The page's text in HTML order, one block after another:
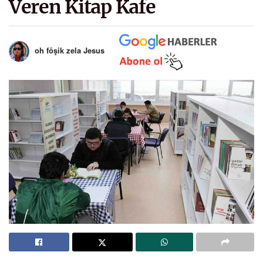
Veren Kitap Kafe
oh föşik zela Jesus